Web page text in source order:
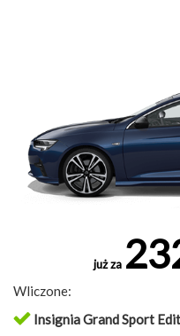
już za
Wliczone:
Insignia Grand Sport